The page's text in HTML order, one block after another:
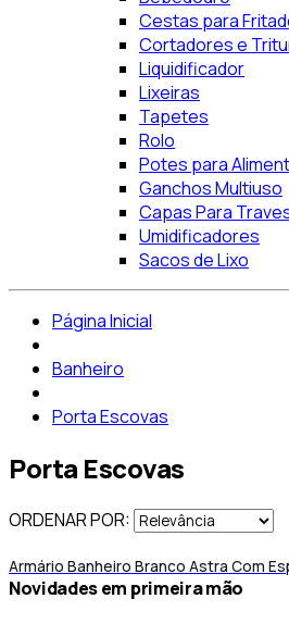
Cestas para
Cortadores e
Liquidificador
Lixeiras
Tapetes
Rolo
Potes para
Ganchos Multiuso
Capas Para
Umidificadores
Sacos de Lixo
Página Inicial
Banheiro
Porta Escovas
Porta Escovas
ORDENAR POR:
Armário Banheiro Branco Astra Com
novidades em primeira mão